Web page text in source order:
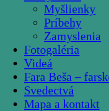
Myšlienky
Príbehy
Zamyslenia
Fotogaléria
Videá
Fara Beša –
Svedectvá
Mapa a kontakt